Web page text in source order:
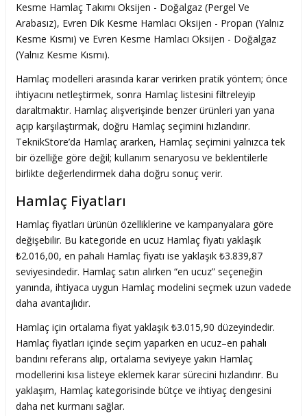
Kesme Hamlaç Takımı Oksijen - Doğalgaz (Pergel Ve
Arabasız), Evren Dik Kesme Hamlacı Oksijen - Propan (Yalnız
Kesme Kısmı) ve Evren Kesme Hamlacı Oksijen - Doğalgaz
(Yalnız Kesme Kısmı).
Hamlaç modelleri arasında karar verirken pratik yöntem; önce
ihtiyacını netleştirmek, sonra Hamlaç listesini filtreleyip
daraltmaktır. Hamlaç alışverişinde benzer ürünleri yan yana
açıp karşılaştırmak, doğru Hamlaç seçimini hızlandırır.
TeknikStore’da Hamlaç ararken, Hamlaç seçimini yalnızca tek
bir özelliğe göre değil; kullanım senaryosu ve beklentilerle
birlikte değerlendirmek daha doğru sonuç verir.
Hamlaç Fiyatları
Hamlaç fiyatları ürünün özelliklerine ve kampanyalara göre
değişebilir. Bu kategoride en ucuz Hamlaç fiyatı yaklaşık
₺2.016,00, en pahalı Hamlaç fiyatı ise yaklaşık ₺3.839,87
seviyesindedir. Hamlaç satın alırken “en ucuz” seçeneğin
yanında, ihtiyaca uygun Hamlaç modelini seçmek uzun vadede
daha avantajlıdır.
Hamlaç için ortalama fiyat yaklaşık ₺3.015,90 düzeyindedir.
Hamlaç fiyatları içinde seçim yaparken en ucuz–en pahalı
bandını referans alıp, ortalama seviyeye yakın Hamlaç
modellerini kısa listeye eklemek karar sürecini hızlandırır. Bu
yaklaşım, Hamlaç kategorisinde bütçe ve ihtiyaç dengesini
daha net kurmanı sağlar.